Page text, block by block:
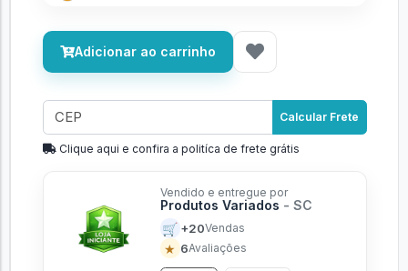
Adicionar ao carrinho
Calcular Frete
Clique aqui e confira a politíca de frete grátis
Vendido e entregue por
Produtos Variados - SC
🛒 +20Vendas
★ 6Avaliações